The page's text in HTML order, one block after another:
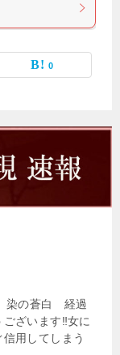
0
の蒼白 経過
ざいます‼️女に
用してしまう